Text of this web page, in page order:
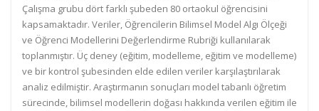
Çalışma grubu dört farklı şubeden 80 ortaokul öğrencisini
kapsamaktadır. Veriler, Öğrencilerin Bilimsel Model Algı Ölçeği
ve Öğrenci Modellerini Değerlendirme Rubriği kullanılarak
toplanmıştır. Üç deney (eğitim, modelleme, eğitim ve modelleme)
ve bir kontrol şubesinden elde edilen veriler karşılaştırılarak
analiz edilmiştir. Araştırmanın sonuçları model tabanlı öğretim
sürecinde, bilimsel modellerin doğası hakkında verilen eğitim ile